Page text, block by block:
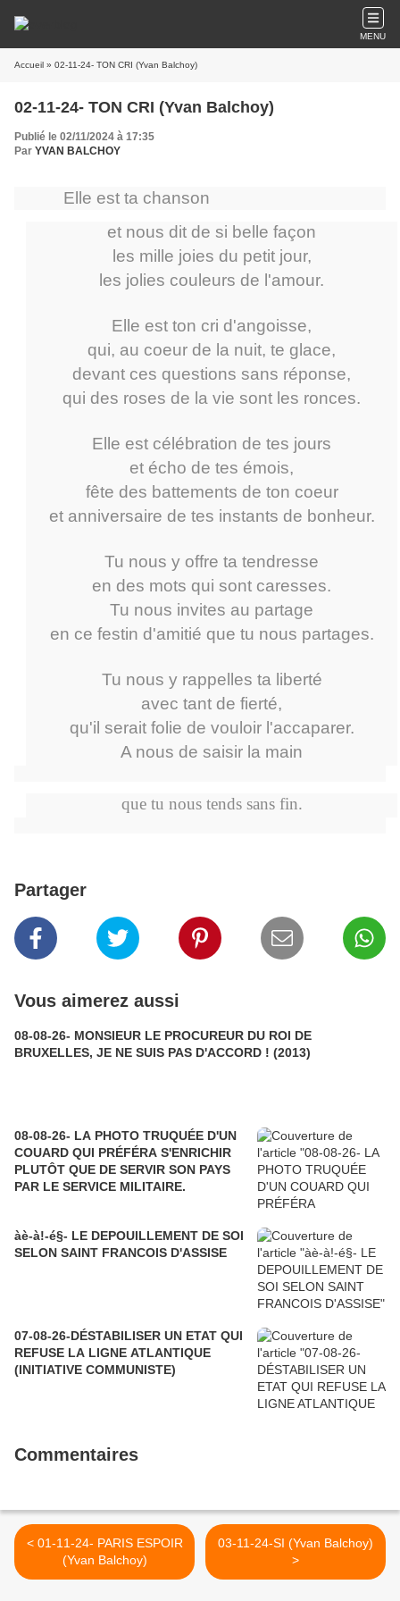
MENU
Accueil » 02-11-24- TON CRI (Yvan Balchoy)
02-11-24- TON CRI (Yvan Balchoy)
Publié le 02/11/2024 à 17:35
Par YVAN BALCHOY
Elle est ta chanson
et nous dit de si belle façon
les mille joies du petit jour,
les jolies couleurs de l'amour.
Elle est ton cri d'angoisse,
qui, au coeur de la nuit, te glace,
devant ces questions sans réponse,
qui des roses de la vie sont les ronces.
Elle est célébration de tes jours
et écho de tes émois,
fête des battements de ton coeur
et anniversaire de tes instants de bonheur.
Tu nous y offre ta tendresse
en des mots qui sont caresses.
Tu nous invites au partage
en ce festin d'amitié que tu nous partages.
Tu nous y rappelles ta liberté
avec tant de fierté,
qu'il serait folie de vouloir l'accaparer.
A nous de saisir la main
que tu nous tends sans fin.
Partager
Vous aimerez aussi
08-08-26- MONSIEUR LE PROCUREUR DU ROI DE
BRUXELLES, JE NE SUIS PAS D'ACCORD ! (2013)
08-08-26- LA PHOTO TRUQUÉE D'UN
COUARD QUI PRÉFÉRA S'ENRICHIR
PLUTÔT QUE DE SERVIR SON PAYS
PAR LE SERVICE MILITAIRE.
àè-à!-é§- LE DEPOUILLEMENT DE SOI
SELON SAINT FRANCOIS D'ASSISE
07-08-26-DÉSTABILISER UN ETAT QUI
REFUSE LA LIGNE ATLANTIQUE
(INITIATIVE COMMUNISTE)
Commentaires
< 01-11-24- PARIS ESPOIR
(Yvan Balchoy)
03-11-24-SI (Yvan Balchoy)
>